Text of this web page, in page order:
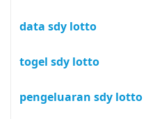
data sdy lotto
togel sdy lotto
pengeluaran sdy lotto